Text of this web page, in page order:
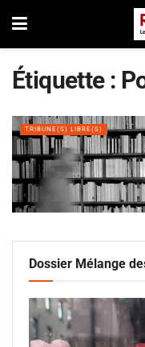
Étiquette :
TRIBUNE(S) LIBRE(S)
Dossier Mélange